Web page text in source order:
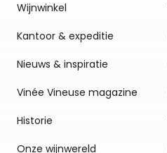
Wijnwinkel
Kantoor & expeditie
Nieuws & inspiratie
Vinée Vineuse magazine
Historie
Onze wijnwereld